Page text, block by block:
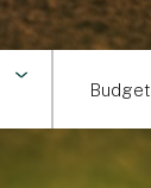
Budget